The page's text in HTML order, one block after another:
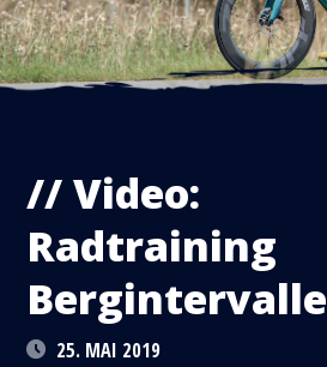
// Video:
Radtraining
Bergintervalle
25. MAI 2019